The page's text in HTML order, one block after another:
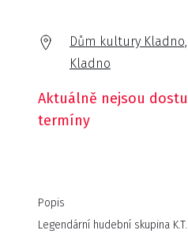
Dům kultury Kladno,
Kladno
Aktuálně nejsou
termíny
Popis
Legendární hudební skupina